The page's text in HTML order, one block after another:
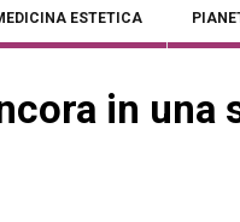
ESTETICA
in una